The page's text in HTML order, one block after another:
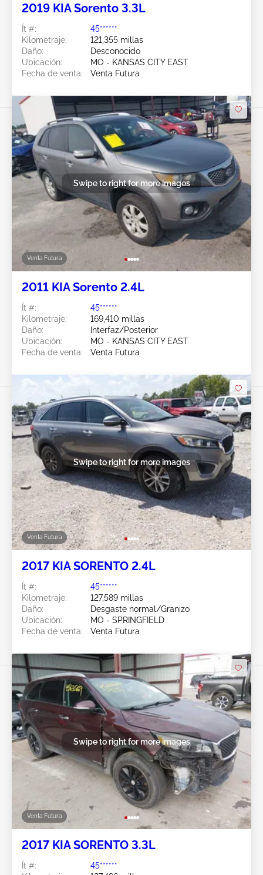
2019 KIA Sorento 3.3L
Ít #:
45******
Kilometraje:
121,355 millas
Daño:
Desconocido
Ubicación:
MO - KANSAS CITY EAST
Fecha de venta:
Venta Futura
Venta Futura
Swipe to right for more images
2011 KIA Sorento 2.4L
Ít #:
45******
Kilometraje:
169,410 millas
Daño:
Interfaz/Posterior
Ubicación:
MO - KANSAS CITY EAST
Fecha de venta:
Venta Futura
Venta Futura
Swipe to right for more images
2017 KIA SORENTO 2.4L
Ít #:
45******
Kilometraje:
127,589 millas
Daño:
Desgaste normal/Granizo
Ubicación:
MO - SPRINGFIELD
Fecha de venta:
Venta Futura
Venta Futura
Swipe to right for more images
2017 KIA SORENTO 3.3L
Ít #:
45******